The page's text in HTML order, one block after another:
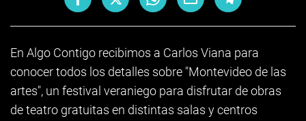
En Algo Contigo recibimos a Carlos Viana para
conocer todos los detalles sobre "Montevideo de las
artes", un festival veraniego para disfrutar de obras
de teatro gratuitas en distintas salas y centros